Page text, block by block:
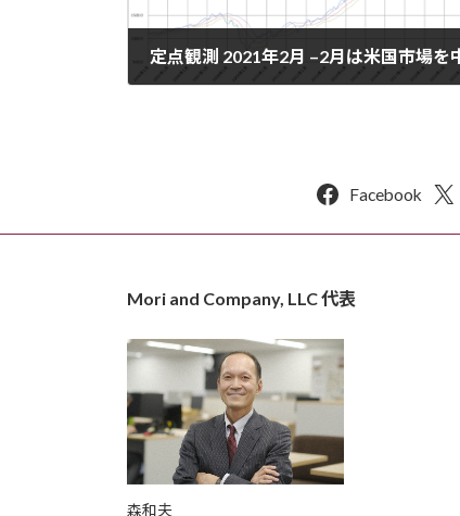
Facebook
Mori and Company, LLC 代表
森和夫